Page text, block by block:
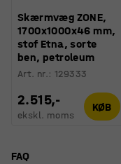
Skærmvæg ZONE,
1700x1000x46 mm,
stof Etna, sorte
ben, petroleum
Art. nr.:129333
2.515,-
ekskl. moms
KØB
FAQ